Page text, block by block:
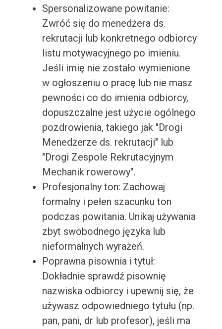
Spersonalizowane powitanie:
Zwróć się do menedżera ds.
rekrutacji lub konkretnego odbiorcy
listu motywacyjnego po imieniu.
Jeśli imię nie zostało wymienione
w ogłoszeniu o pracę lub nie masz
pewności co do imienia odbiorcy,
dopuszczalne jest użycie ogólnego
pozdrowienia, takiego jak "Drogi
Menedżerze ds. rekrutacji" lub
"Drogi Zespole Rekrutacyjnym
Mechanik rowerowy".
Profesjonalny ton: Zachowaj
formalny i pełen szacunku ton
podczas powitania. Unikaj używania
zbyt swobodnego języka lub
nieformalnych wyrażeń.
Poprawna pisownia i tytuł:
Dokładnie sprawdź pisownię
nazwiska odbiorcy i upewnij się, że
używasz odpowiedniego tytułu (np.
pan, pani, dr lub profesor), jeśli ma